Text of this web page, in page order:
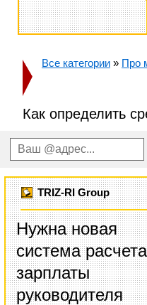
Все категории » Про
Как определить
TRIZ-RI Group
Нужна новая
система расчета
зарплаты
руководителя